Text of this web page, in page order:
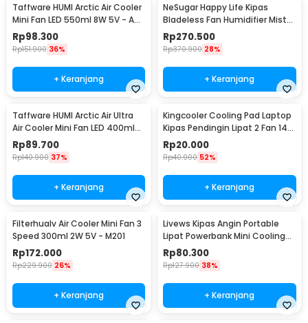
Taffware HUMI Arctic Air Cooler
Mini Fan LED 550ml 8W 5V - AA-
MC4
Rp98.300
Rp151.900 36%
+ Keranjang
NeSugar Happy Life Kipas
Bladeless Fan Humidifier Mist
LED - R011
Rp270.500
Rp370.900 28%
+ Keranjang
Taffware HUMI Arctic Air Ultra
Air Cooler Mini Fan LED 400ml
8W 5V - K-F009
Rp89.700
Rp140.900 37%
+ Keranjang
Kingcooler Cooling Pad Laptop
Kipas Pendingin Lipat 2 Fan 14
Inch - 818
Rp20.000
Rp40.900 52%
+ Keranjang
Filterhualv Air Cooler Mini Fan 3
Speed 300ml 2W 5V - M201
Rp172.000
Rp229.900 26%
+ Keranjang
Livews Kipas Angin Portable
Lipat Powerbank Mini Cooling
Fan 3000mAh - F3
Rp80.300
Rp127.900 38%
+ Keranjang